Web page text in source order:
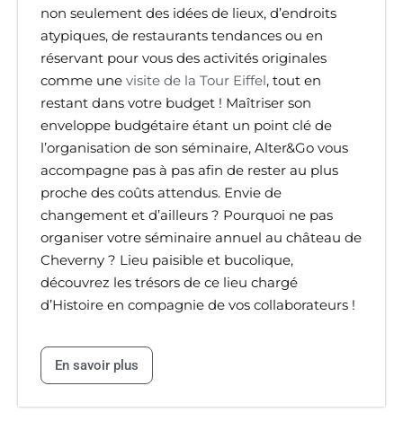
non seulement des idées de lieux, d’endroits
atypiques, de restaurants tendances ou en
réservant pour vous des activités originales
comme une visite de la Tour Eiffel, tout en
restant dans votre budget ! Maîtriser son
enveloppe budgétaire étant un point clé de
l’organisation de son séminaire, Alter&Go vous
accompagne pas à pas afin de rester au plus
proche des coûts attendus. Envie de
changement et d’ailleurs ? Pourquoi ne pas
organiser votre séminaire annuel au château de
Cheverny ? Lieu paisible et bucolique,
découvrez les trésors de ce lieu chargé
d’Histoire en compagnie de vos collaborateurs !
En savoir plus